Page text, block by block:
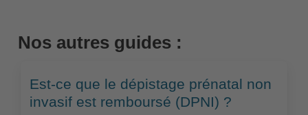
Nos autres guides :
Est-ce que le dépistage prénatal non
invasif est remboursé (DPNI) ?